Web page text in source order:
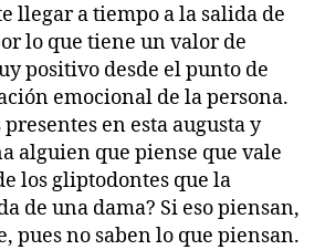
llegar a tiempo a la salida de
lo que tiene un valor de
positivo desde el punto de
emocional de la persona.
en esta augusta y
alguien que piense que vale
los gliptodontes que la
de una dama? Si eso piensan,
pues no saben lo que piensan.